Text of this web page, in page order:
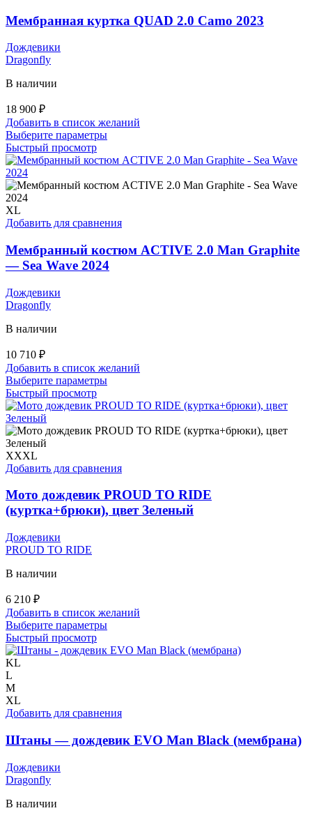
товара.
Мембранная куртка QUAD 2.0 Camo 2023
Дождевики
Dragonfly
В наличии
18 900 ₽
Добавить в список желаний
Выберите параметрыЭтот
имеет
вариаций.
выбрать
странице
товара.
Быстрый просмотр
XL
Добавить для сравнения
Мембранный костюм ACTIVE 2.0 Man Graphite
— Sea Wave 2024
Дождевики
Dragonfly
В наличии
10 710 ₽
Добавить в список желаний
Выберите параметрыЭтот
имеет
вариаций.
выбрать
странице
Быстрый просмотр
XXXL
Добавить для сравнения
Мото дождевик PROUD TO RIDE
(куртка+брюки), цвет Зеленый
Дождевики
PROUD TO RIDE
В наличии
6 210 ₽
Добавить в список желаний
Выберите параметрыЭтот
имеет
выбрать
странице
товара.
Быстрый просмотр
KL
L
M
XL
Добавить для сравнения
Штаны — дождевик EVO Man Black (мембрана)
Дождевики
Dragonfly
В наличии